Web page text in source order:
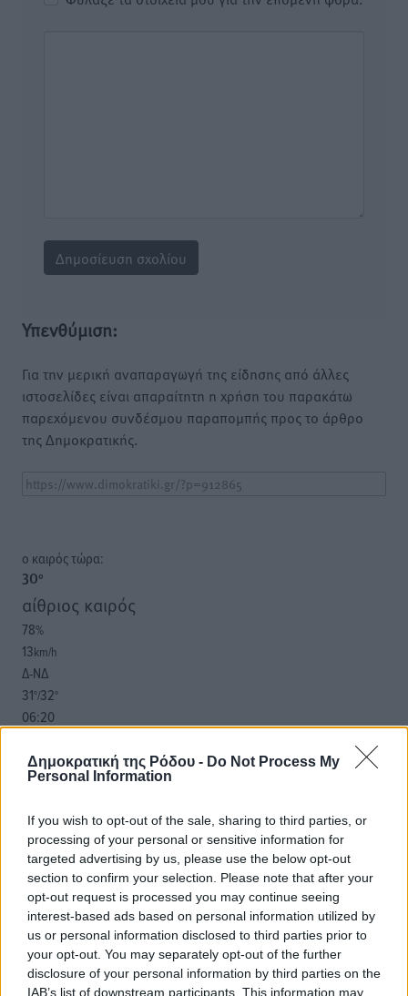
Δημοκρατική της Ρόδου - Do Not Process My
Personal Information
If you wish to opt-out of the sale, sharing to third parties, or
processing of your personal or sensitive information for
targeted advertising by us, please use the below opt-out
section to confirm your selection. Please note that after your
opt-out request is processed you may continue seeing
interest-based ads based on personal information utilized by
us or personal information disclosed to third parties prior to
your opt-out. You may separately opt-out of the further
disclosure of your personal information by third parties on the
IAB’s list of downstream participants. This information may
Υπενθύμιση:
Για την μερική αναπαραγωγή της είδησης από άλλες
ιστοσελίδες είναι απαραίτητη η χρήση του παρακάτω
παρεχόμενου συνδέσμου παραπομπής προς το άρθρο
της Δημοκρατικής.
o καιρός τώρα:
30°
αίθριος καιρός
78%
13km/h
Δ-ΝΔ
31°/32°
06:20
πρόγνωση:
31°
29 °
ΤΕ
29
ΠΕ
30°
ΠΑ